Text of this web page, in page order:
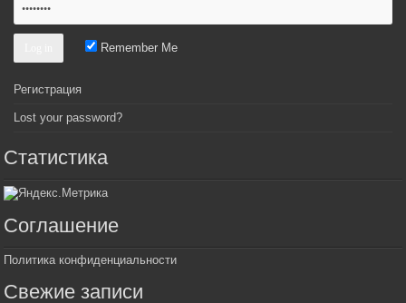
Remember Me
Регистрация
Lost your password?
Статистика
Соглашение
Политика конфиденциальности
Свежие записи